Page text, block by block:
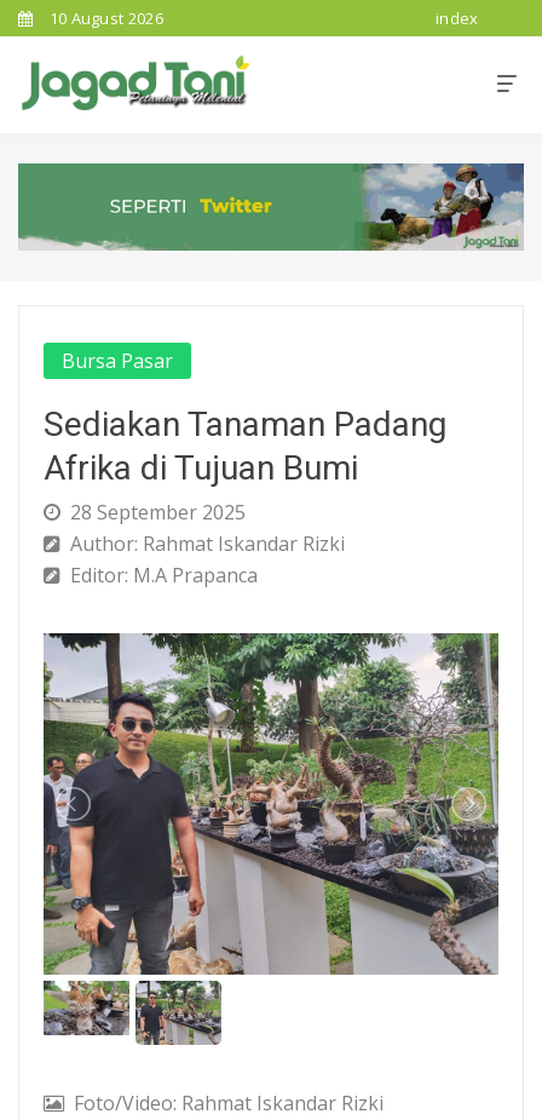
10 August 2026 index
Bursa Pasar
Sediakan Tanaman Padang
Afrika di Tujuan Bumi
28 September 2025
Author: Rahmat Iskandar Rizki
Editor: M.A Prapanca
Foto/Video: Rahmat Iskandar Rizki